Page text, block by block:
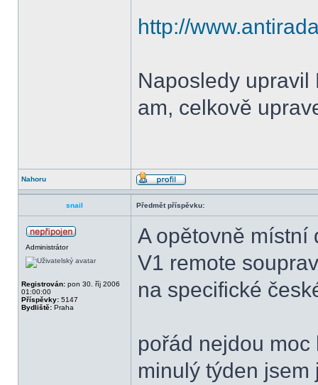
http://
Naposledy upravil
am, celkově
Nahoru
snail Předmět příspěvku:
Administrátor
Registrován: pon 30. říj 2006
01:00:00
Příspěvky: 5147
Bydliště: Praha
A opětovně místní
V1 remote
na specifické
pořád nejdou moc
minulý týden